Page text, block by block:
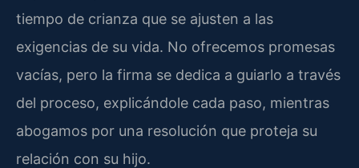
tiempo de crianza que se ajusten a las
exigencias de su vida. No ofrecemos promesas
vacías, pero la firma se dedica a guiarlo a través
del proceso, explicándole cada paso, mientras
abogamos por una resolución que proteja su
relación con su hijo.